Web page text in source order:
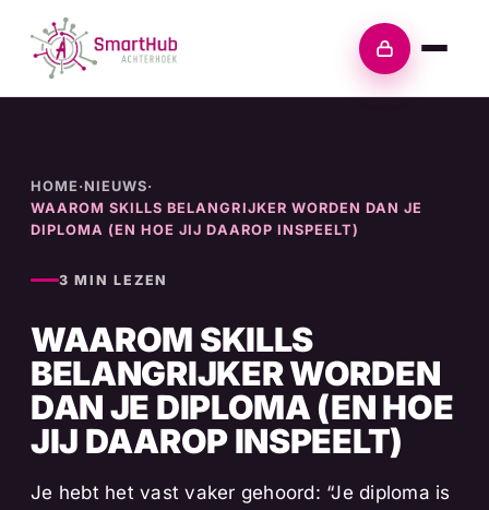
content
Inloggen
HOME · NIEUWS·
WAAROM SKILLS BELANGRIJKER WORDEN DAN JE
DIPLOMA (EN HOE JIJ DAAROP INSPEELT)
3 MIN LEZEN
WAAROM SKILLS
BELANGRIJKER WORDEN
DAN JE DIPLOMA (EN HOE
JIJ DAAROP INSPEELT)
Je hebt het vast vaker gehoord: “Je diploma is